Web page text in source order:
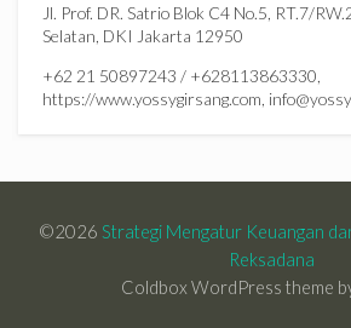
Jl. Prof. DR. Satrio Blok C4 No.5, RT.7/
Selatan, DKI Jakarta 12950
+62 21 50897243 / +628113863330,
https://www.yossygirsang.com,
©2026 Strategi Mengatur Keuangan
Reksadana
Coldbox WordPress theme